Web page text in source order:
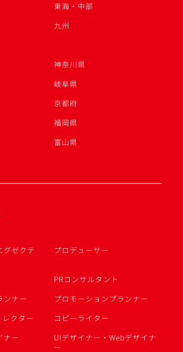
東海・中部
九州
神奈川県
岐阜県
京都府
福岡県
富山県
グゼクテ
プロデューサー
PRコンサルタント
ンナー
プロモーションプランナー
クター
コピーライター
ナー
UIデザイナー・Webデザイナ
ー